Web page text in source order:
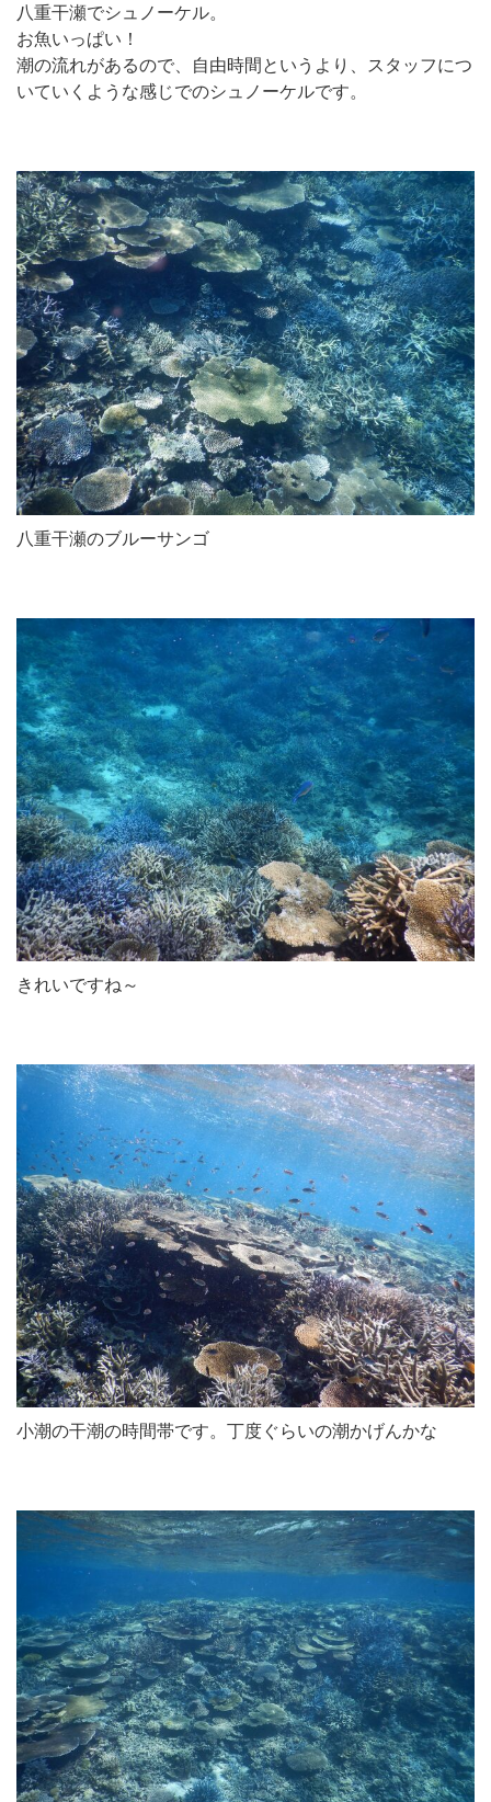
八重干瀬でシュノーケル。
お魚いっぱい！
潮の流れがあるので、自由時間というより、スタッフにつ
いていくような感じでのシュノーケルです。
八重干瀬のブルーサンゴ
きれいですね～
小潮の干潮の時間帯です。丁度ぐらいの潮かげんかな